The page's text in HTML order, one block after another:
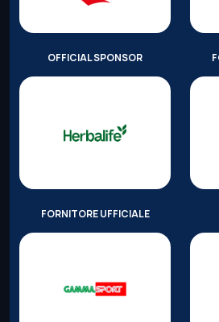
OFFICIAL SPONSOR
FORNITORE UFFICIALE